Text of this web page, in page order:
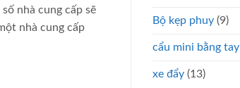
nhà cung cấp sẽ
nhà cung cấp
Bộ kẹp phuy (9)
cẩu mini bằng tay
xe đẩy (13)